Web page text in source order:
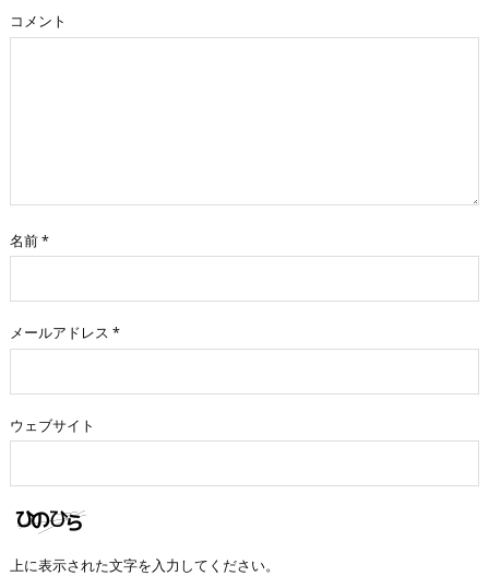
コメント
名前*
メールアドレス *
ウェブサイト
上に表示された文字を入力してください。